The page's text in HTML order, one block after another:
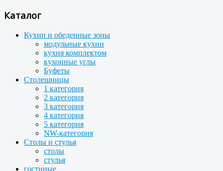
Каталог
Кухни и обеденные зоны
модульные кухни
кухня комплектом
кухонные углы
Буфеты
Столешницы
1 категория
2 категория
3 категория
4 категория
5 категория
NW-категория
Столы и стулья
столы
стулья
гостиные